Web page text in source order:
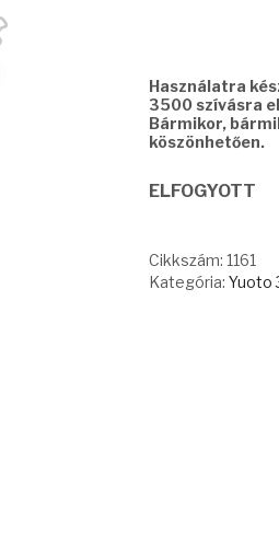
Használatra
3500 szívásra
Bármikor,
köszönhetően.
ELFOGYOTT
Cikkszám:1161
Kategória:Yuoto